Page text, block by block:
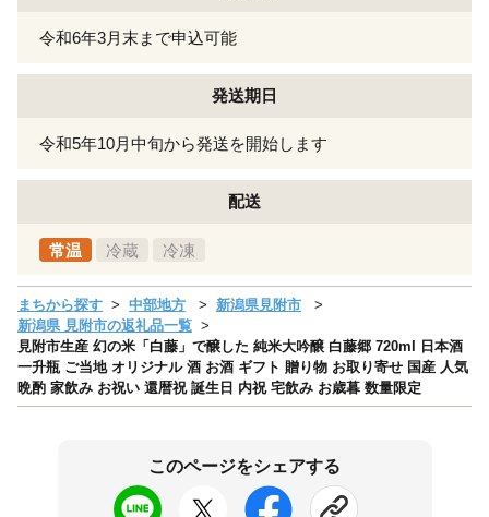
令和6年3月末まで申込可能
発送期日
令和5年10月中旬から発送を開始します
配送
常温 冷蔵 冷凍
まちから探す 中部地方
新潟県見附市
新潟県 見附市の返礼品一覧
見附市生産 幻の米「白藤」で醸した 純米大吟醸 白藤郷 720ml 日本酒
一升瓶 ご当地 オリジナル 酒 お酒 ギフト 贈り物 お取り寄せ 国産 人気
晩酌 家飲み お祝い 還暦祝 誕生日 内祝 宅飲み お歳暮 数量限定
このページをシェアする